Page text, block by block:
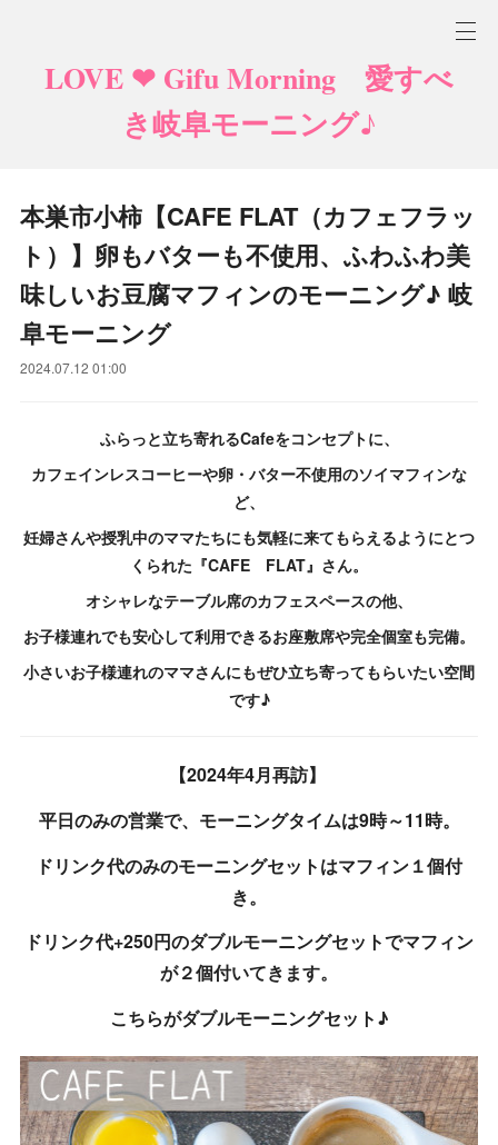
LOVE ❤ Gifu Morning 愛すべ
き岐阜モーニング♪
本巣市小柿【CAFE FLAT（カフェフラッ
ト）】卵もバターも不使用、ふわふわ美
味しいお豆腐マフィンのモーニング♪ 岐
阜モーニング
2024.07.12 01:00
ふらっと立ち寄れるCafeをコンセプトに、
カフェインレスコーヒーや卵・バター不使用のソイマフィンな
ど、
妊婦さんや授乳中のママたちにも気軽に来てもらえるようにとつ
くられた 『CAFE FLAT』さん。
オシャレなテーブル席のカフェスペースの他、
お子様連れでも安心して利用できるお座敷席や完全個室も完備。
小さいお子様連れのママさんにもぜひ立ち寄ってもらいたい空間
です♪
【2024年4月再訪】
平日のみの営業で、モーニングタイムは9時～11時。
ドリンク代のみのモーニングセットはマフィン１個付
き。
ドリンク代+250円のダブルモーニングセットでマフィン
が２個付いてきます。
こちらがダブルモーニングセット♪